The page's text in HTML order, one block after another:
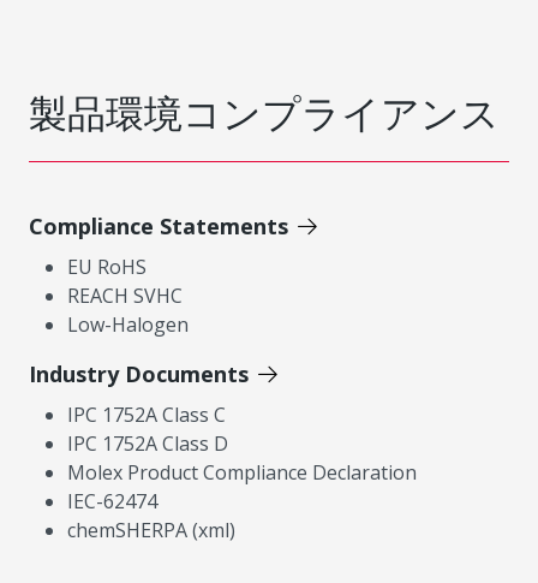
製品環境コンプライアンス
Compliance Statements
EU RoHS
REACH SVHC
Low-Halogen
Industry Documents
IPC 1752A Class C
IPC 1752A Class D
Molex Product Compliance Declaration
IEC-62474
chemSHERPA (xml)